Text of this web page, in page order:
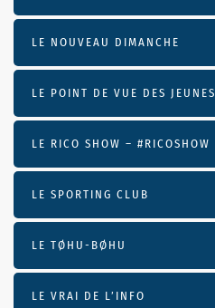
LE NOUVEAU DIMANCHE
LE POINT DE VUE DES JEUNES
LE RICO SHOW – #RICOSHOW
LE SPORTING CLUB
LE TØHU-BØHU
LE VRAI DE L’INFO